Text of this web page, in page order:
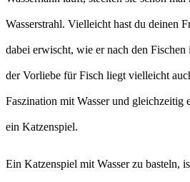
Wasserstrahl. Vielleicht hast du deinen
dabei erwischt, wie er nach den Fischen
der Vorliebe für Fisch liegt vielleicht
Faszination mit Wasser und
ein Katzenspiel.
Ein Katzenspiel mit Wasser zu basteln,